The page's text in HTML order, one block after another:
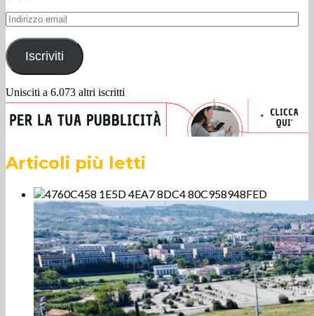
Indirizzo
email
Iscriviti
Unisciti a 6.073 altri iscritti
Articoli più letti